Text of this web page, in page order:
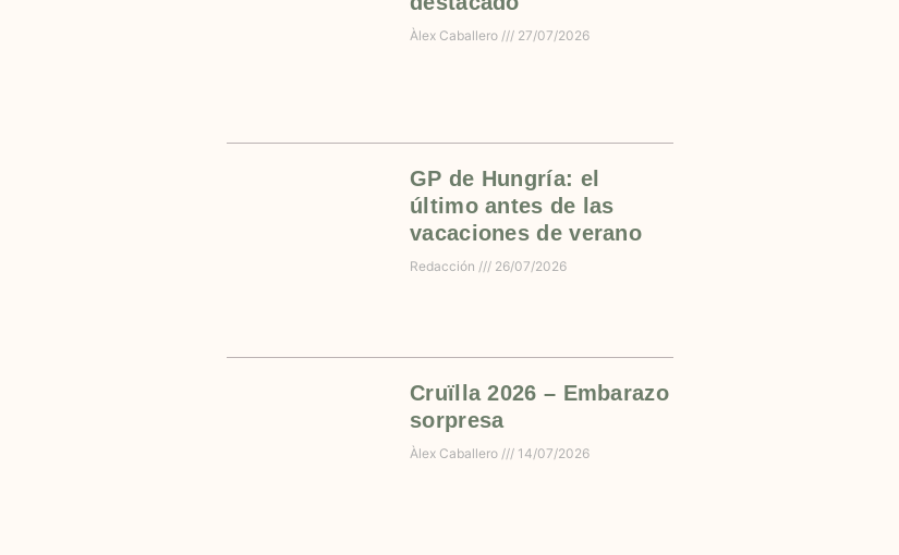
Àlex Caballero 27/07/2026
GP de Hungría: el
último antes de las
vacaciones de verano
Redacción 26/07/2026
Cruïlla 2026 – Embarazo
sorpresa
Àlex Caballero 14/07/2026